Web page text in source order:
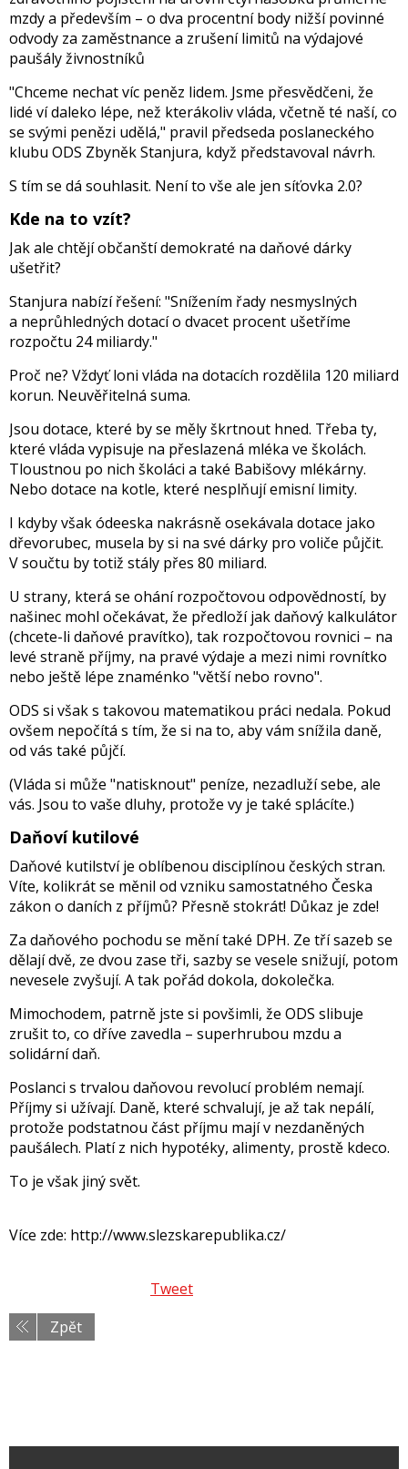
mzdy a především – o dva procentní body nižší povinné
odvody za zaměstnance a zrušení limitů na výdajové
paušály živnostníků
"Chceme nechat víc peněz lidem. Jsme přesvědčeni, že
lidé ví daleko lépe, než kterákoliv vláda, včetně té naší, co
se svými penězi udělá," pravil předseda poslaneckého
klubu ODS Zbyněk Stanjura, když představoval návrh.
S tím se dá souhlasit. Není to vše ale jen síťovka 2.0?
Kde na to vzít?
Jak ale chtějí občanští demokraté na daňové dárky
ušetřit?
Stanjura nabízí řešení: "Snížením řady nesmyslných
a neprůhledných dotací o dvacet procent ušetříme
rozpočtu 24 miliardy."
Proč ne? Vždyť loni vláda na dotacích rozdělila 120 miliard
korun. Neuvěřitelná suma.
Jsou dotace, které by se měly škrtnout hned. Třeba ty,
které vláda vypisuje na přeslazená mléka ve školách.
Tloustnou po nich školáci a také Babišovy mlékárny.
Nebo dotace na kotle, které nesplňují emisní limity.
I kdyby však ódeeska nakrásně osekávala dotace jako
dřevorubec, musela by si na své dárky pro voliče půjčit.
V součtu by totiž stály přes 80 miliard.
U strany, která se ohání rozpočtovou odpovědností, by
našinec mohl očekávat, že předloží jak daňový kalkulátor
(chcete-li daňové pravítko), tak rozpočtovou rovnici – na
levé straně příjmy, na pravé výdaje a mezi nimi rovnítko
nebo ještě lépe znaménko "větší nebo rovno".
ODS si však s takovou matematikou práci nedala. Pokud
ovšem nepočítá s tím, že si na to, aby vám snížila daně,
od vás také půjčí.
(Vláda si může "natisknout" peníze, nezadluží sebe, ale
vás. Jsou to vaše dluhy, protože vy je také splácíte.)
Daňoví kutilové
Daňové kutilství je oblíbenou disciplínou českých stran.
Víte, kolikrát se měnil od vzniku samostatného Česka
zákon o daních z příjmů? Přesně stokrát! Důkaz je zde!
Za daňového pochodu se mění také DPH. Ze tří sazeb se
dělají dvě, ze dvou zase tři, sazby se vesele snižují, potom
nevesele zvyšují. A tak pořád dokola, dokolečka.
Mimochodem, patrně jste si povšimli, že ODS slibuje
zrušit to, co dříve zavedla – superhrubou mzdu a
solidární daň.
Poslanci s trvalou daňovou revolucí problém nemají.
Příjmy si užívají. Daně, které schvalují, je až tak nepálí,
protože podstatnou část příjmu mají v nezdaněných
paušálech. Platí z nich hypotéky, alimenty, prostě kdeco.
To je však jiný svět.
Více zde: http://www.slezskarepublika.cz/
Tweet
Zpět